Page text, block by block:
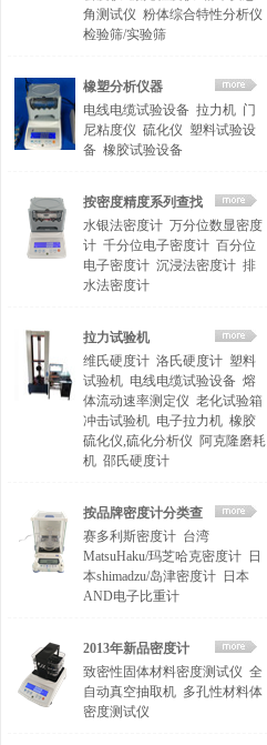
角测试仪 粉体综合特性分析仪
检验筛/实验筛
橡塑分析仪器
电线电缆试验设备 拉力机 门
尼粘度仪 硫化仪 塑料试验设
备 橡胶试验设备
按密度精度系列查找
水银法密度计 万分位数显密度
计 千分位电子密度计 百分位
电子密度计 沉浸法密度计 排
水法密度计
拉力试验机
维氏硬度计 洛氏硬度计 塑料
试验机 电线电缆试验设备 熔
体流动速率测定仪 老化试验箱
冲击试验机 电子拉力机 橡胶
硫化仪,硫化分析仪 阿克隆磨耗
机 邵氏硬度计
按品牌密度计分类查
找
赛多利斯密度计 台湾
MatsuHaku/玛芝哈克密度计 日
本shimadzu/岛津密度计 日本
AND电子比重计
2013年新品密度计
致密性固体材料密度测试仪 全
自动真空抽取机 多孔性材料体
密度测试仪
便携式密度计/石油比重计DA-130DM